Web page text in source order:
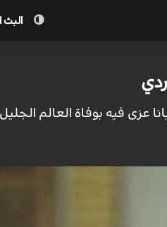
البث
عزى فيه بوفاة العالم